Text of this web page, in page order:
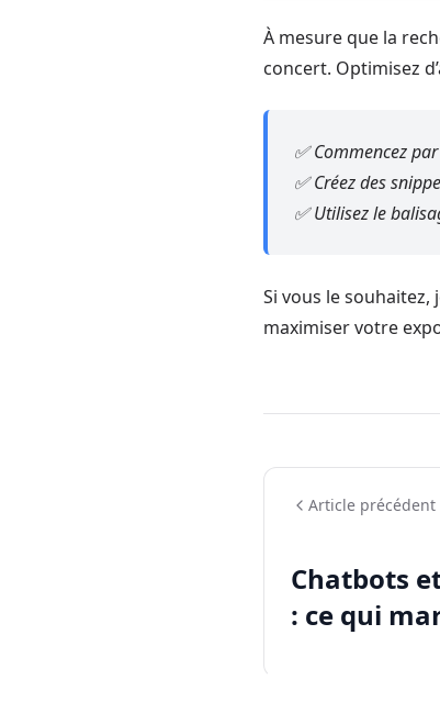
À mesure que la
concert. Optimisez
✅ Commencez
✅ Créez des
✅ Utilisez le
Si vous le
maximiser votre
Article précédent
Chatbots
: ce qui